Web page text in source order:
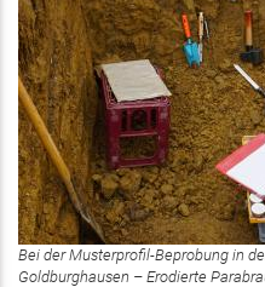
Bei der Musterprofil-Beprobung in
Goldburghausen – Erodierte